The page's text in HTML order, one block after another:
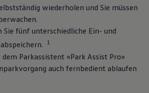
&
wiederholen und Sie müssen
Sie fünf unterschiedliche Ein- und
1
Parkassistent «Park Assist Pro»
auch fernbedient ablaufen